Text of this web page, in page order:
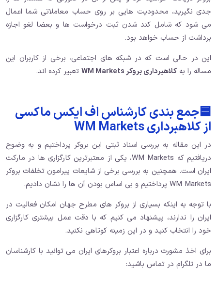
جدی نگیرید، محدودیت هایی بر روی حساب معاملاتی شما اعمال
می شود که شامل کند شدن ثبت درخواست ها و بعضا لغو اجازه
برداشت از حساب خواهد بود.
این در حالی است که در شبکه های اجتماعی، برخی از کاربران این
مساله را به کلاهبرداری بروکر WM Markets تعبیر کرده اند.
🟦جمع بندی کارشناس اف ایکس ماکسی
از کلاهبرداری WM Markets
در این مقاله به بررسی اسناد ثبتی این بروکر پرداختیم و به وضوح
دریافتیم که WM Markets، یکی از معتبرترین کارگزاری ها در مارکت
ایران است. همچنین به بررسی برخی از شایعات پیرامون تخلفات بروکر
WM Markets پرداختیم و بی اساس بودن آن ها را نشان دادیم.
با توجه به اینکه بسیاری از بروکر های مطرح جهان امکان فعالیت در
ایران را ندارند، پیشنهاد می کنیم که با دقت عمل بیشتری کارگزاری
خود را انتخاب کنید و در این زمینه کوتاهی نکنید.
برای اخذ مشورت درباره اعتبار بروکرهای ایران می توانید با کارشناسان
ما در تلگرام در تماس باشید: